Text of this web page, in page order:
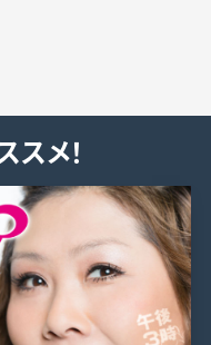
スメ！